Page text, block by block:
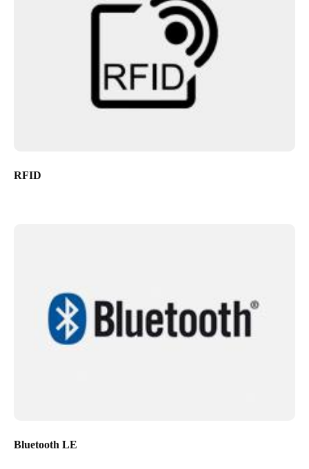
RFID
Bluetooth LE